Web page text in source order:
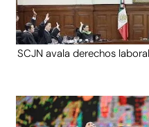
SCJN avala derechos